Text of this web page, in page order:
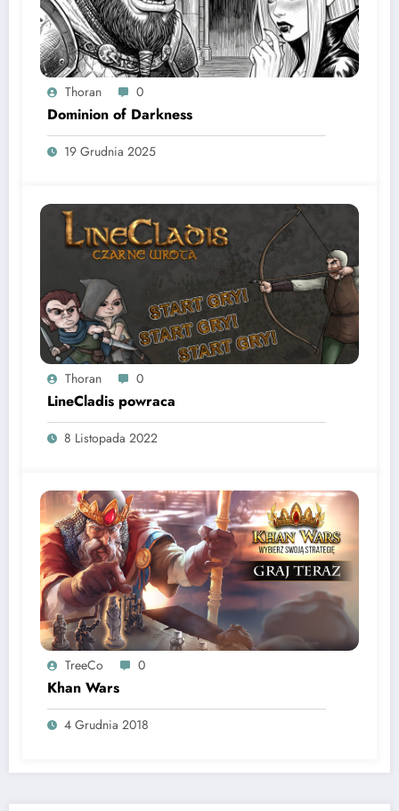
Thoran 0
Dominion of Darkness
19 Grudnia 2025
Thoran 0
LineCladis powraca
8 Listopada 2022
TreeCo 0
Khan Wars
4 Grudnia 2018